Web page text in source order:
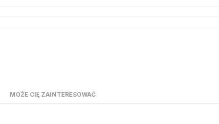
MOŻE CIĘ ZAINTERESOWAĆ